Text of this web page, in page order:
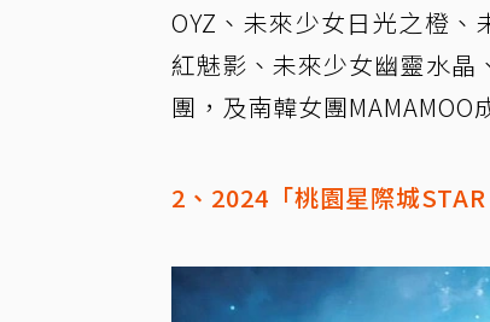
OYZ、未來少女日光之橙
紅魅影、未來少女幽靈水晶
團，及南韓女團MAMAMOO
2、2024「桃園星際城STAR